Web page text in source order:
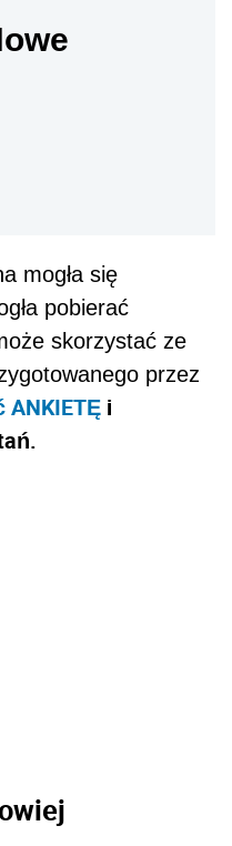
mogła się
pobierać
skorzystać ze
przez
ANKIETĘ i